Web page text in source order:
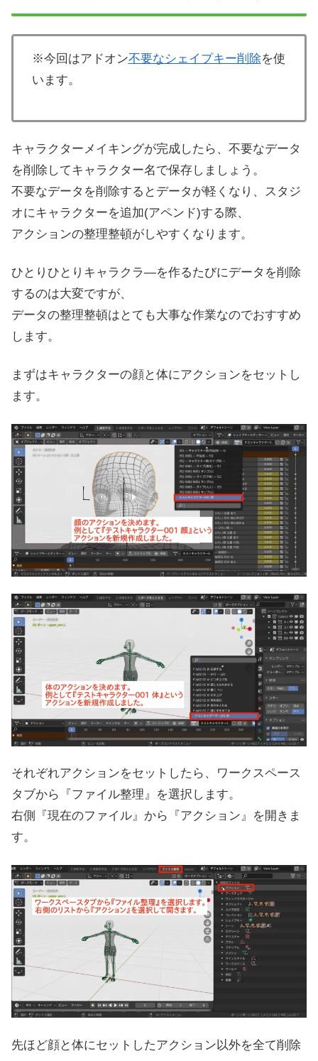
※今回はアドオン不要なシェイプキー削除を使
います。
キャラクターメイキングが完成したら、不要なデータ
を削除してキャラクター名で保存しましょう。
不要なデータを削除するとデータが軽くなり、スタジ
オにキャラクターを追加(アペンド)する際、
アクションの整理整頓がしやすくなります。
ひとりひとりキャラクラ―を作るたびにデータを削除
するのは大変ですが、
データの整理整頓はとても大事な作業なのでおすすめ
します。
まずはキャラクターの顔と体にアクションをセットし
ます。
それぞれアクションをセットしたら、ワークスペース
タブから『ファイル整理』を選択します。
右側『現在のファイル』から『アクション』を開きま
す。
先ほど顔と体にセットしたアクション以外を全て削除